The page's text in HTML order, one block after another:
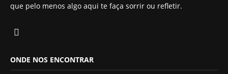
que pelo menos algo aqui te faça sorrir ou refletir.
ONDE NOS ENCONTRAR